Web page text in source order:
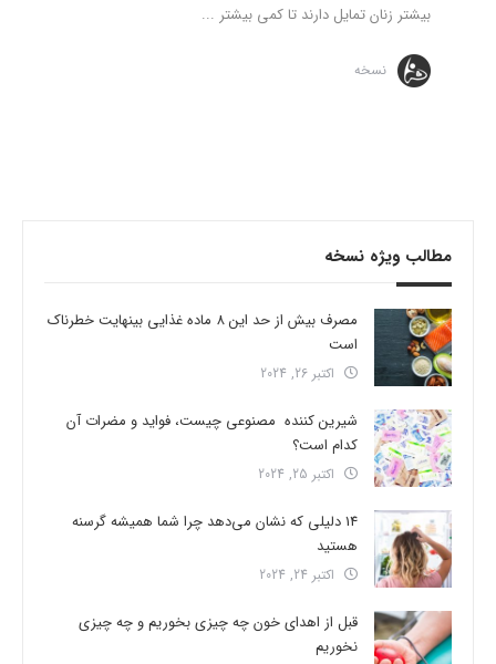
بیشتر زنان تمایل دارند تا کمی بیشتر ...
نسخه
مطالب ویژه نسخه
مصرف بیش از حد این 8 ماده غذایی بینهایت خطرناک
است
اکتبر 26, 2024
شیرین کننده مصنوعی چیست، فواید و مضرات آن
کدام است؟
اکتبر 25, 2024
14 دلیلی که نشان می‌دهد چرا شما همیشه گرسنه
هستید
اکتبر 24, 2024
قبل از اهدای خون چه چیزی بخوریم و چه چیزی
نخوریم